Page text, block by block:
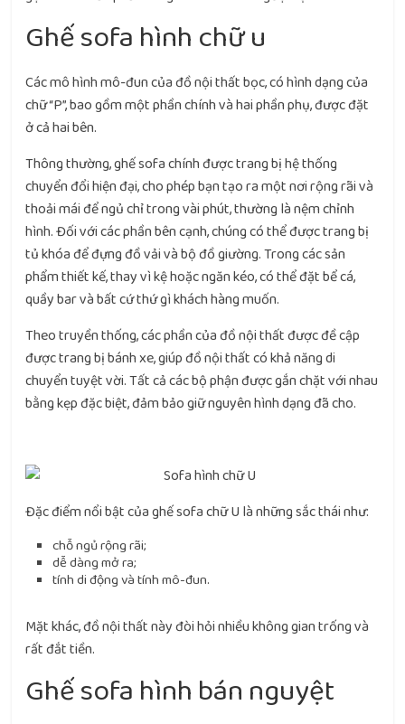
Ghế sofa hình chữ u
Các mô hình mô-đun của đồ nội thất bọc, có hình dạng của
chữ “P”, bao gồm một phần chính và hai phần phụ, được đặt
ở cả hai bên.
Thông thường, ghế sofa chính được trang bị hệ thống
chuyển đổi hiện đại, cho phép bạn tạo ra một nơi rộng rãi và
thoải mái để ngủ chỉ trong vài phút, thường là nệm chỉnh
hình. Đối với các phần bên cạnh, chúng có thể được trang bị
tủ khóa để đựng đồ vải và bộ đồ giường. Trong các sản
phẩm thiết kế, thay vì kệ hoặc ngăn kéo, có thể đặt bể cá,
quầy bar và bất cứ thứ gì khách hàng muốn.
Theo truyền thống, các phần của đồ nội thất được đề cập
được trang bị bánh xe, giúp đồ nội thất có khả năng di
chuyển tuyệt vời. Tất cả các bộ phận được gắn chặt với nhau
bằng kẹp đặc biệt, đảm bảo giữ nguyên hình dạng đã cho.
Đặc điểm nổi bật của ghế sofa chữ U là những sắc thái như:
chỗ ngủ rộng rãi;
dễ dàng mở ra;
tính di động và tính mô-đun.
Mặt khác, đồ nội thất này đòi hỏi nhiều không gian trống và
rất đắt tiền.
Ghế sofa hình bán nguyệt